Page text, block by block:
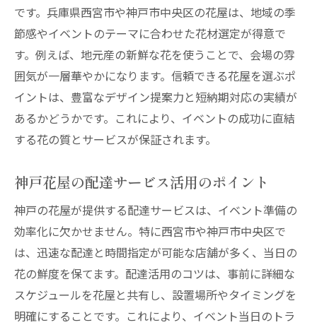
用途別に選ぶ花屋のおすすめセット例
フラスタを花屋で頼む際のポイント解説
オタクイベント向け花屋セットの活用法
おしゃれな花屋で満足度の高いセット選び
おしゃれなイベントフラワーセットを選ぶコツ
花屋で人気のおしゃれ花束の選び方
予算に合わせた花屋選びのポイント
イベント向け花屋利用で注意すべき点
花屋で叶える理想のイベント装飾術
口コミで話題の花屋活用テクニック
西宮市や神戸市で叶う理想の花屋体験
花屋で叶えるオリジナルギフト体験談
です。兵庫県西宮市や神戸市中央区の花屋は、地域の季
節感やイベントのテーマに合わせた花材選定が得意で
す。例えば、地元産の新鮮な花を使うことで、会場の雰
囲気が一層華やかになります。信頼できる花屋を選ぶポ
イントは、豊富なデザイン提案力と短納期対応の実績が
あるかどうかです。これにより、イベントの成功に直結
する花の質とサービスが保証されます。
神戸花屋の配達サービス活用のポイント
神戸の花屋が提供する配達サービスは、イベント準備の
効率化に欠かせません。特に西宮市や神戸市中央区で
は、迅速な配達と時間指定が可能な店舗が多く、当日の
花の鮮度を保てます。配達活用のコツは、事前に詳細な
スケジュールを花屋と共有し、設置場所やタイミングを
明確にすることです。これにより、イベント当日のトラ